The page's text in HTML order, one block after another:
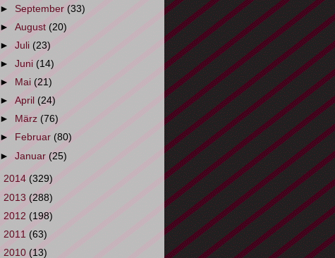
► September(33)
►August(20)
►Juli(23)
►Juni (14)
►
Mai(21)
►April(24)
►
März (76)
►
Februar (80)
►Januar(25)
2014 (329)
2013 (288)
2012 (198)
2011 (63)
2010 (13)